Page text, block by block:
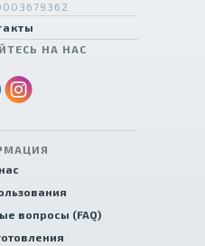
НА НАС
вопросы (FAQ)